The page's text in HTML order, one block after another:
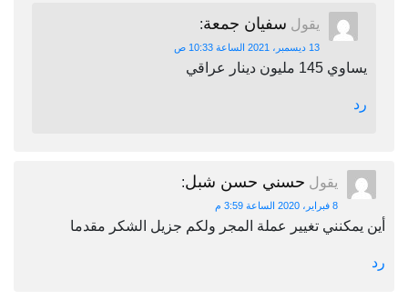
يقول سفيان جمعة:
13 ديسمبر، 2021 الساعة 10:33 ص
يساوي 145 مليون دينار عراقي
رد
يقول حسني حسن شبل:
8 فبراير، 2020 الساعة 3:59 م
أين يمكنني تغيير عملة المجر ولكم جزيل الشكر مقدما
رد